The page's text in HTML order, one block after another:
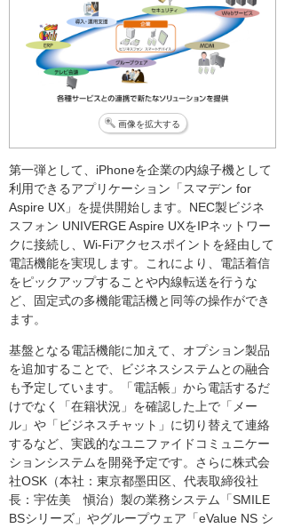
画像を拡大する
第一弾として、iPhoneを企業の内線子機として
利用できるアプリケーション「スマデン for
Aspire UX」を提供開始します。NEC製ビジネ
スフォン UNIVERGE Aspire UXをIPネットワー
クに接続し、Wi-Fiアクセスポイントを経由して
電話機能を実現します。これにより、電話着信
をピックアップすることや内線転送を行うな
ど、固定式の多機能電話機と同等の操作ができ
ます。
基盤となる電話機能に加えて、オプション製品
を追加することで、ビジネスシステムとの融合
も予定しています。「電話帳」から電話するだ
けでなく「在籍状況」を確認した上で「メー
ル」や「ビジネスチャット」に切り替えて連絡
するなど、実践的なユニファイドコミュニケー
ションシステムを開発予定です。さらに株式会
社OSK（本社：東京都墨田区、代表取締役社
長：宇佐美 愼治）製の業務システム「SMILE
BSシリーズ」やグループウェア「eValue NS シ